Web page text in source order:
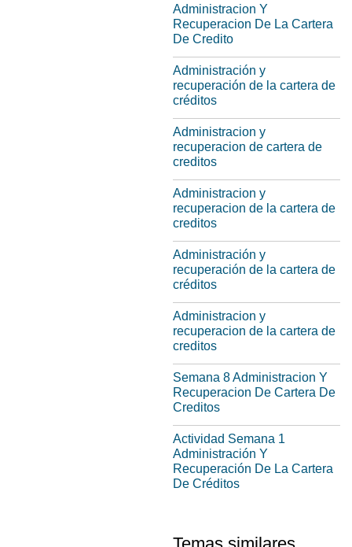
Administracion Y
Recuperacion De La Cartera
De Credito
Administración y
recuperación de la cartera de
créditos
Administracion y
recuperacion de cartera de
creditos
Administracion y
recuperacion de la cartera de
creditos
Administración y
recuperación de la cartera de
créditos
Administracion y
recuperacion de la cartera de
creditos
Semana 8 Administracion Y
Recuperacion De Cartera De
Creditos
Actividad Semana 1
Administración Y
Recuperación De La Cartera
De Créditos